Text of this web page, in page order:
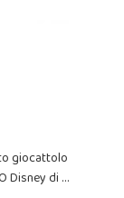
giocattolo
Disney di …